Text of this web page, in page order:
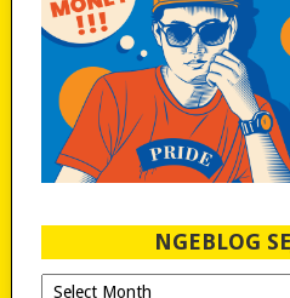
NGEBLOG
Ngeblog